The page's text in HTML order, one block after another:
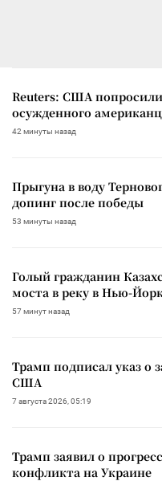
Reuters: США
осужденного
42 минуты назад
Прыгуна в воду
допинг после победы
53 минуты назад
Голый гражданин
моста в реку в Нью-
57 минут назад
Трамп подписал указ о
США
7 августа 2026, 05:19
Трамп заявил о
конфликта на Украине